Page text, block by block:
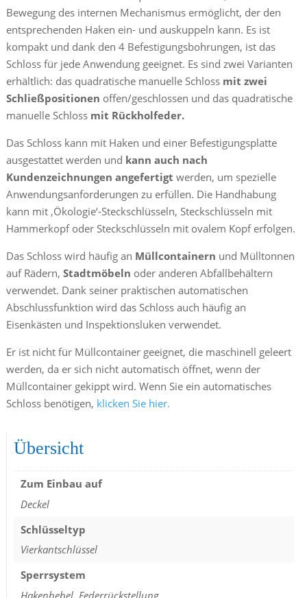
Bewegung des internen Mechanismus ermöglicht, der den
entsprechenden Haken ein- und auskuppeln kann. Es ist
kompakt und dank den 4 Befestigungsbohrungen, ist das
Schloss für jede Anwendung geeignet. Es sind zwei Varianten
erhältlich: das quadratische manuelle Schloss mit zwei
Schließpositionen offen/geschlossen und das quadratische
manuelle Schloss mit Rückholfeder.
Das Schloss kann mit Haken und einer Befestigungsplatte
ausgestattet werden und kann auch nach
Kundenzeichnungen angefertigt werden, um spezielle
Anwendungsanforderungen zu erfüllen. Die Handhabung
kann mit ‚Ökologie‘-Steckschlüsseln, Steckschlüsseln mit
Hammerkopf oder Steckschlüsseln mit ovalem Kopf erfolgen.
Das Schloss wird häufig an Müllcontainern und Mülltonnen
auf Rädern, Stadtmöbeln oder anderen Abfallbehältern
verwendet. Dank seiner praktischen automatischen
Abschlussfunktion wird das Schloss auch häufig an
Eisenkästen und Inspektionsluken verwendet.
Er ist nicht für Müllcontainer geeignet, die maschinell geleert
werden, da er sich nicht automatisch öffnet, wenn der
Müllcontainer gekippt wird. Wenn Sie ein automatisches
Schloss benötigen, klicken Sie hier.
Übersicht
Zum Einbau auf
Deckel
Schlüsseltyp
Vierkantschlüssel
Sperrsystem
Hakenhebel, Federrückstellung